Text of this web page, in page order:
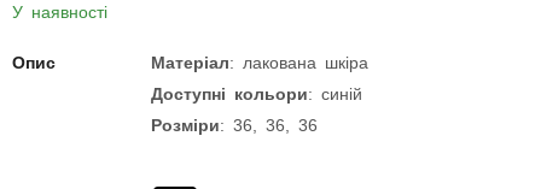
У наявності
Опис Матеріал: лакована шкіра
Доступні кольори: синій
Розміри: 36, 36, 36